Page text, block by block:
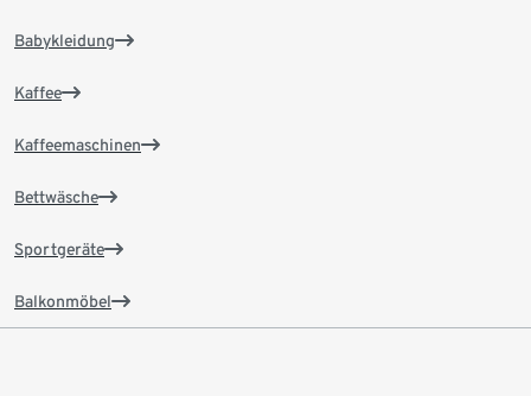
Babykleidung
Kaffee
Kaffeemaschinen
Bettwäsche
Sportgeräte
Balkonmöbel